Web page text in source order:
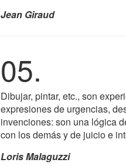
Jean Giraud
05.
Dibujar, pintar, etc., son
expresiones de urgencias,
invenciones: son una lógica
con los demás y de juicio e
Loris Malaguzzi